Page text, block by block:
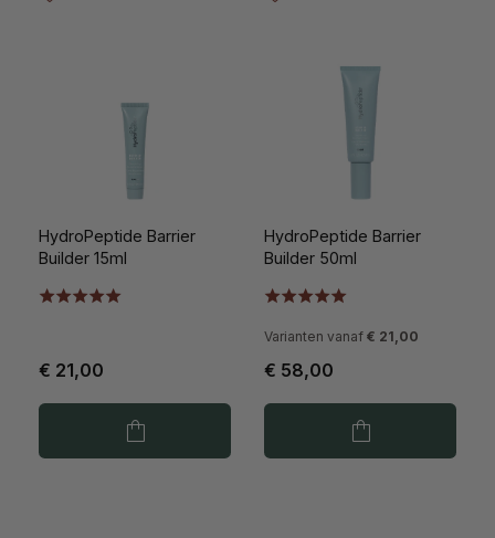
HydroPeptide Barrier
Builder 15ml
€ 21,00
HydroPeptide Barrier
Builder 50ml
Varianten vanaf € 21,00
€ 58,00